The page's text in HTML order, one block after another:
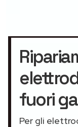
fuori
Per gli